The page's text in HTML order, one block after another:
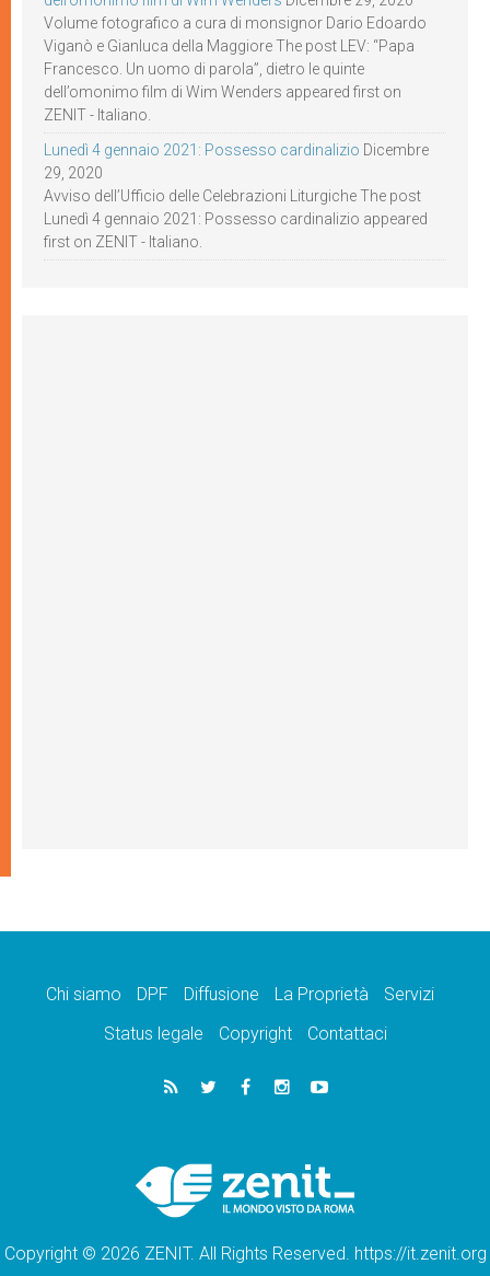
Volume fotografico a cura di monsignor Dario Edoardo
Viganò e Gianluca della Maggiore The post LEV: “Papa
Francesco. Un uomo di parola”, dietro le quinte
dell’omonimo film di Wim Wenders appeared first on
ZENIT - Italiano.
Lunedì 4 gennaio 2021: Possesso cardinalizio Dicembre
29, 2020
Avviso dell’Ufficio delle Celebrazioni Liturgiche The post
Lunedì 4 gennaio 2021: Possesso cardinalizio appeared
first on ZENIT - Italiano.
Chi siamo DPF Diffusione La Proprietà
Servizi
Status legale
Copyright Contattaci
Copyright © 2026 ZENIT. All Rights Reserved. https://it.zenit.org